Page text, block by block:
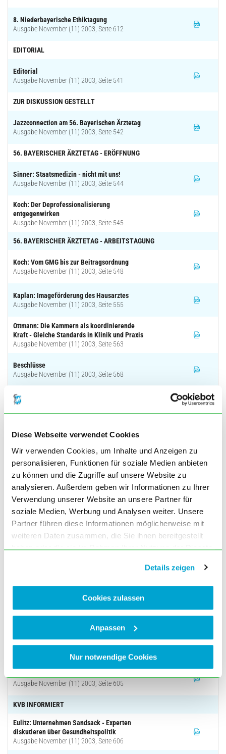
Diese Webseite verwendet Cookies
Wir verwenden Cookies, um Inhalte und Anzeigen zu
personalisieren, Funktionen für soziale Medien anbieten
zu können und die Zugriffe auf unsere Website zu
analysieren. Außerdem geben wir Informationen zu Ihrer
Verwendung unserer Website an unsere Partner für
soziale Medien, Werbung und Analysen weiter. Unsere
Partner führen diese Informationen möglicherweise mit
weiteren Daten zusammen, die Sie ihnen bereitgestellt
haben oder die sie im Rahmen Ihrer Nutzung der Dienste
Cookies, wenn Sie unsere Webseite weiterhin nutzen.
Details zeigen
Cookies zulassen
Anpassen
Nur notwendige Cookies
8. Niederbayerische Ethiktagung
Ausgabe November (11) 2003, Seite 612
EDITORIAL
Editorial
Ausgabe November (11) 2003, Seite 541
ZUR DISKUSSION GESTELLT
Jazzconnection am 56. Bayerischen Ärztetag
Ausgabe November (11) 2003, Seite 542
56. BAYERISCHER ÄRZTETAG - ERÖFFNUNG
Sinner: Staatsmedizin - nicht mit uns!
Ausgabe November (11) 2003, Seite 544
Koch: Der Deprofessionalisierung
entgegenwirken
Ausgabe November (11) 2003, Seite 545
56. BAYERISCHER ÄRZTETAG - ARBEITSTAGUNG
Koch: Vom GMG bis zur Beitragsordnung
Ausgabe November (11) 2003, Seite 548
Kaplan: Imageförderung des Hausarztes
Ausgabe November (11) 2003, Seite 555
Ottmann: Die Kammern als koordinierende
Kraft - Gleiche Standards in Klinik und Praxis
Ausgabe November (11) 2003, Seite 563
Beschlüsse
Ausgabe November (11) 2003, Seite 568
Tagesordnungspunkte
Ausgabe November (11) 2003, Seite 597
Kappauf: Palliativmedizin in der Praxis
Ausgabe November (11) 2003, Seite 599
Reuß: Jeder stirbt seinen eigenen Tod
Ausgabe November (11) 2003, Seite 601
BLÄK INFORMIERT
Vorstandssitzung vom 27. September 2003
Ausgabe November (11) 2003, Seite 604
Ausgabe November (11) 2003, Seite 605
KVB INFORMIERT
Eulitz: Unternehmen Sandsack - Experten
diskutieren über Gesundheitspolitik
Ausgabe November (11) 2003, Seite 606